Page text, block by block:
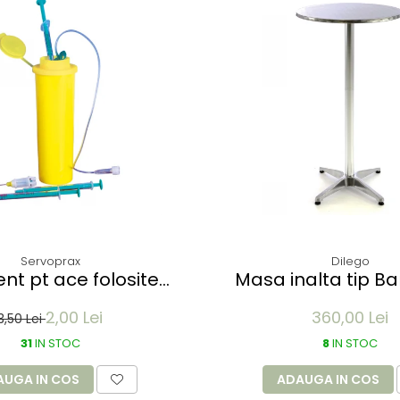
Servoprax
pt ace folosite
Lei2,00 Lei
31IN STOC
IN COS
Dilego
Masa inalta tip
optic crom
360,00 Lei
8IN STOC
ADAUGA IN COS